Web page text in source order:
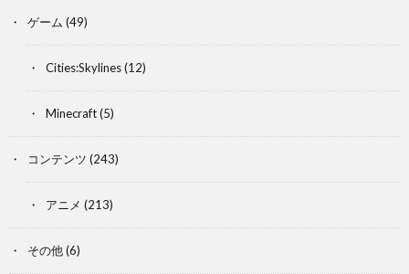
ゲーム (49)
Cities:Skylines(12)
Minecraft(5)
コンテンツ (243)
アニメ (213)
その他(6)